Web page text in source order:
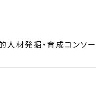
発掘・育成コンソー